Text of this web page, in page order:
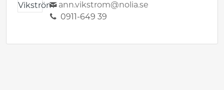
ann.vikstrom@nolia.se
0911-649 39